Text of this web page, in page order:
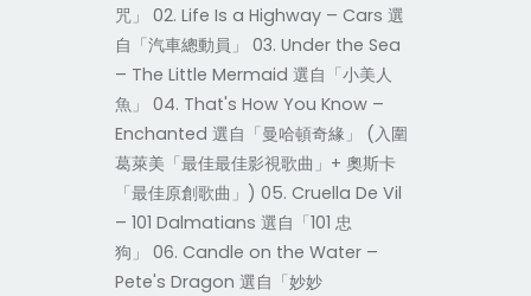
咒」 02. Life Is a Highway – Cars 選
自「汽車總動員」 03. Under the Sea
– The Little Mermaid 選自「小美人
魚」 04. That's How You Know –
Enchanted 選自「曼哈頓奇緣」 (入圍
葛萊美「最佳最佳影視歌曲」+ 奧斯卡
「最佳原創歌曲」) 05. Cruella De Vil
– 101 Dalmatians 選自「101 忠
狗」 06. Candle on the Water –
Pete's Dragon 選自「妙妙